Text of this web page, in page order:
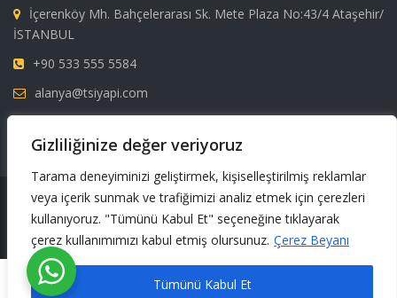
Gizliliğinize değer veriyoruz
Tarama deneyiminizi geliştirmek, kişiselleştirilmiş reklamlar
veya içerik sunmak ve trafiğimizi analiz etmek için çerezleri
kullanıyoruz. "Tümünü Kabul Et" seçeneğine tıklayarak
çerez kullanımımızı kabul etmiş olursunuz. Çerez Beyanı
Tümünü Kabul Et
İçerenköy Mh. Bahçelerarası Sk. Mete Plaza No:43/4 Ataşehir/
İSTANBUL
+90 533 555 5584
alanya@tsiyapi.com
Tüm Hakları Saklıdır © 2023 - TSI Yapı
Türkçe